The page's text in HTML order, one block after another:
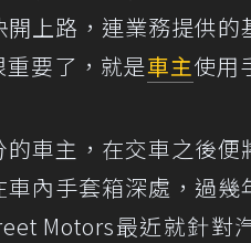
上路，連業務提供
要了，就是車主使用
車主，在交車之後
內手套箱深處，過
Motors最近就針對